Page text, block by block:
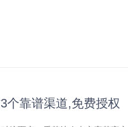
个靠谱渠道,免费授权